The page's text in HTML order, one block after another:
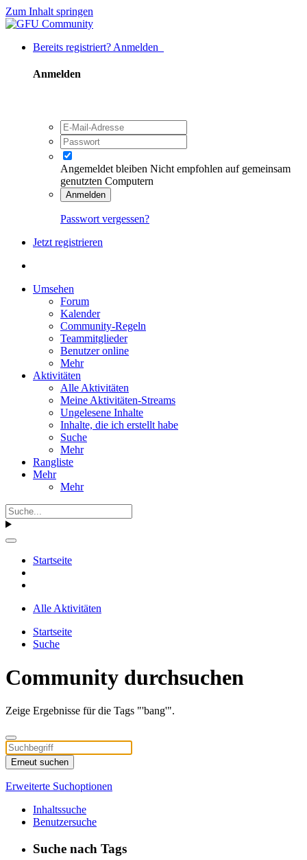
Zum Inhalt springen
Bereits registriert? Anmelden
Anmelden
Angemeldet bleiben Nicht empfohlen auf gemeinsam
genutzten Computern
Anmelden
Passwort vergessen?
Jetzt registrieren
Umsehen
Forum
Kalender
Community-Regeln
Teammitglieder
Benutzer online
Mehr
Aktivitäten
Alle Aktivitäten
Meine Aktivitäten-Streams
Ungelesene Inhalte
Inhalte, die ich erstellt habe
Suche
Mehr
Rangliste
Mehr
Mehr
Startseite
Alle Aktivitäten
Startseite
Suche
Community durchsuchen
Zeige Ergebnisse für die Tags "'bang'".
Erneut suchen
Erweiterte Suchoptionen
Inhaltssuche
Benutzersuche
Suche nach Tags